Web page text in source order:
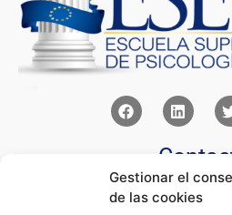
Gestionar el
de las cookies
Av Juan XXIII 15b Pozuelo
+34 91 352 77 28